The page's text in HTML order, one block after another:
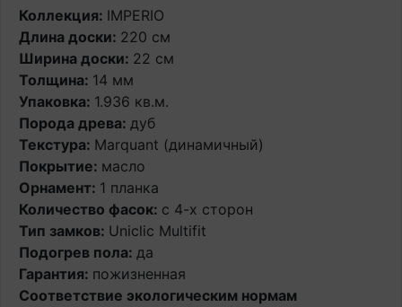
Коллекция: IMPERIO
Длина доски: 220 см
Ширина доски: 22 см
Толщина: 14 мм
Упаковка: 1.936 кв.м.
Порода древа: дуб
Текстура: Marquant (динамичный)
Покрытие: масло
Орнамент: 1 планка
Количество фасок: с 4-х сторон
Тип замков: Uniclic Multifit
Подогрев пола: да
Гарантия: пожизненная
Соответствие экологическим нормам